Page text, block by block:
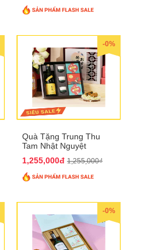
-0%
Quà Tặng Trung Thu
Tam Nhật Nguyệt
1,255,000đ 1,255,000₫
-0%